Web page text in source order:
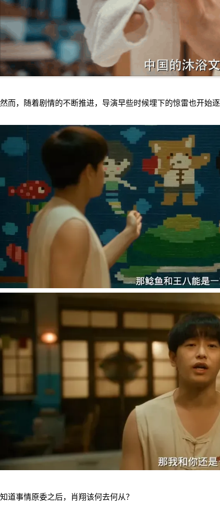
然而，随着剧情的不断推进，导演早些时候埋下的惊雷也开
知道事情原委之后，肖翔该何去何从？